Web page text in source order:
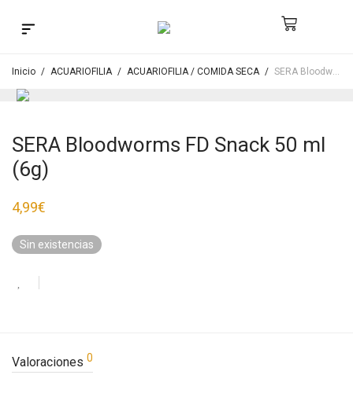
Inicio / ACUARIOFILIA / ACUARIOFILIA / COMIDA SECA / SERA Bloodworms FD Snack 50 ml (6g)
SERA Bloodworms FD Snack 50 ml
(6g)
4,99€
Sin existencias
Valoraciones 0